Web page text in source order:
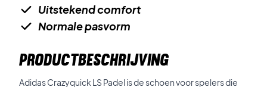
Uitstekend comfort
Normale pasvorm
PRODUCTBESCHRIJVING
Adidas Crazyquick LS Padel is de schoen voor spelers die